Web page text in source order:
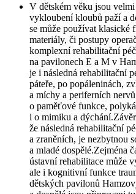
V dětském věku jsou
vykloubení kloubů paží a
se může používat klasické
materiály, či postupy
komplexní rehabilitační
na pavilonech E a M v
je i následná rehabilitační
páteře, po popáleninách,
a míchy a periferních
o paměťové funkce,
i o mimiku a
že následná rehabilitační
a zraněních, je nezbytnou
a mladé dospělé.Zejména
ústavní rehabilitace může
ale i kognitivní funkce
dětských pavilonů